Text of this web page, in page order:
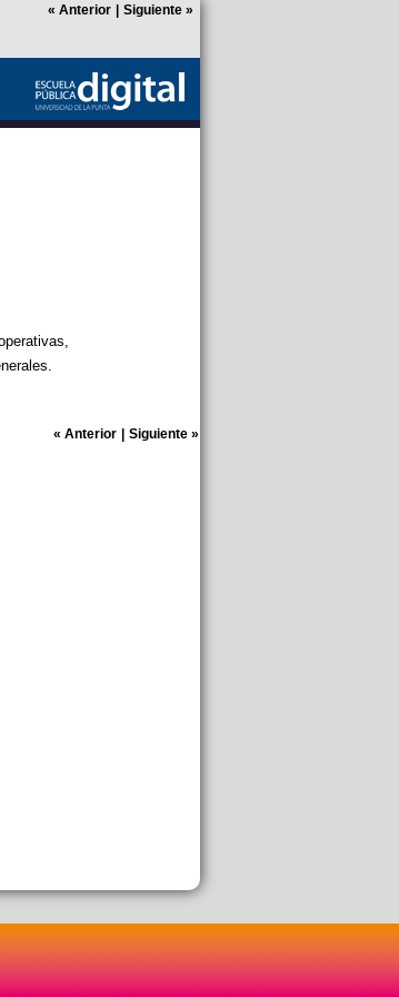
« Anterior Siguiente»
« Anterior | Siguiente»